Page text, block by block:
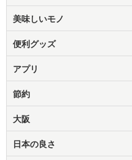
美味しいモノ
便利グッズ
アプリ
節約
大阪
日本の良さ